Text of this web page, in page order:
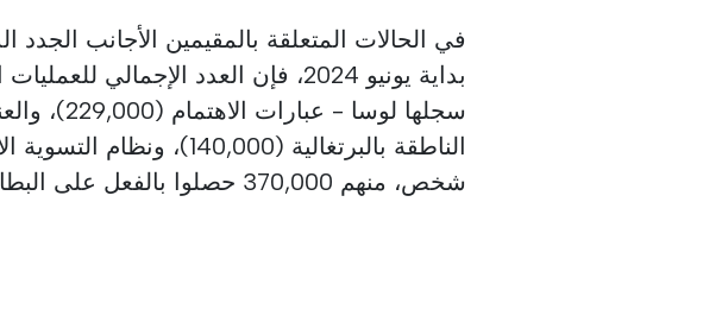
في الحالات المتعلقة بالمقيمين الأجانب الجدد
بداية يونيو 2024، فإن العدد الإجمالي
سجلها لوسا -
شخص، منهم 370,000 حصلوا بالفعل على البطاقة.